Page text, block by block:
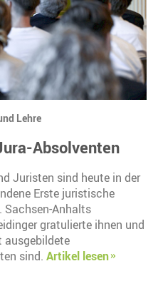
Lehre
Absolventen
Juristen sind heute in der
Erste juristische
Sachsen-Anhalts
gratulierte ihnen und
ausgebildete
sind. Artikel lesen